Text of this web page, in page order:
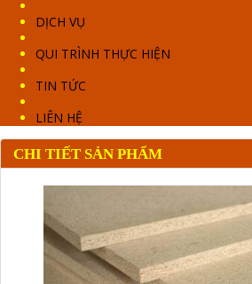
DỊCH VỤ
QUI TRÌNH THỰC HIỆN
TIN TỨC
LIÊN HỆ
CHI TIẾT SẢN PHẨM